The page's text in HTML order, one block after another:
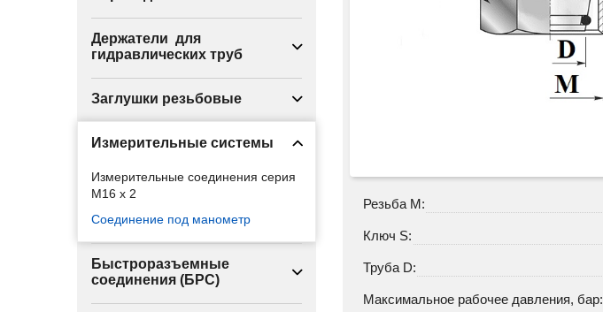
Держатели для
гидравлических труб
Заглушки резьбовые
Измерительные системы
Измерительные соединения серия
M16 x 2
Соединение под манометр
Быстроразъемные
соединения (БРС)
Резьба M:
Ключ S:
Труба D:
Максимальное рабочее давления, бар: